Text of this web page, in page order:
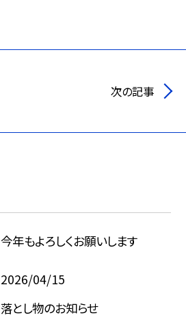
次の記事
今年もよろしくお願いします
2026/04/15
落とし物のお知らせ